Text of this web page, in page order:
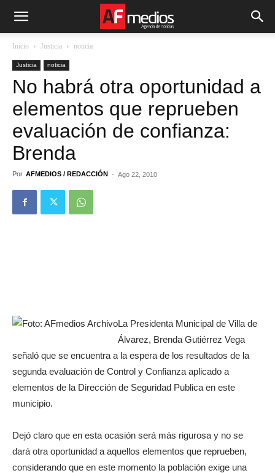
Inicio Justicia noticia
Justicia noticia
No habrá otra oportunidad a
elementos que reprueben
evaluación de confianza:
Brenda
Por AFMEDIOS / REDACCIÓN - Ago 22, 2010
La Presidenta Municipal de Villa de
Álvarez, Brenda Gutiérrez Vega
señaló que se encuentra a la espera de los resultados de la
segunda evaluación de Control y Confianza aplicado a
elementos de la Dirección de Seguridad Publica en este
municipio.
Dejó claro que en esta ocasión será más rigurosa y no se
dará otra oportunidad a aquellos elementos que reprueben,
considerando que en este momento la población exige una